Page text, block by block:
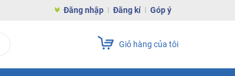
Đăng nhập Đăng kí Góp ý
Giỏ hàng của tôi